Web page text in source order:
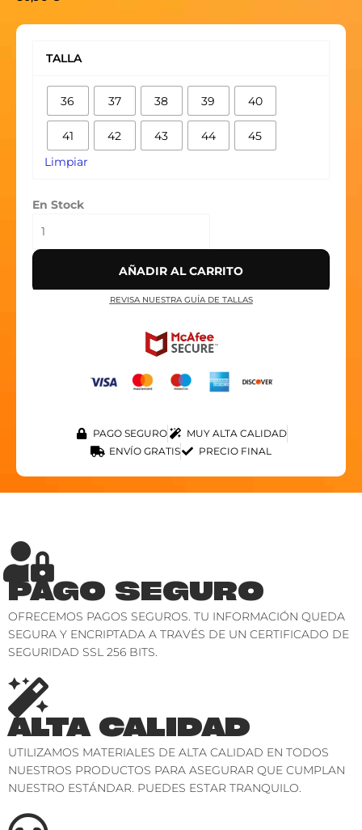
TALLA
36 37 38 39 40
41 42 43 44 45
Limpiar
En Stock
LOW
'NIGEL
SYLVESTER
BETTER
WITH
AÑADIR AL CARRITO
REVISA NUESTRA GUÍA DE TALLAS
PAGO SEGURO
MUY ALTA CALIDAD
ENVÍO GRATIS
PRECIO FINAL
PAGO SEGURO
OFRECEMOS PAGOS SEGUROS. TU INFORMACIÓN QUEDA
SEGURA Y ENCRIPTADA A TRAVÉS DE UN CERTIFICADO DE
SEGURIDAD SSL 256 BITS.
ALTA CALIDAD
UTILIZAMOS MATERIALES DE ALTA CALIDAD EN TODOS
NUESTROS PRODUCTOS PARA ASEGURAR QUE CUMPLAN
NUESTRO ESTÁNDAR. PUEDES ESTAR TRANQUILO.